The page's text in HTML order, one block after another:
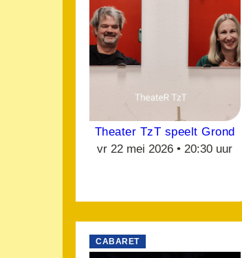
Theater TzT speelt Grond
vr 22 mei 2026 • 20:30 uur
CABARET